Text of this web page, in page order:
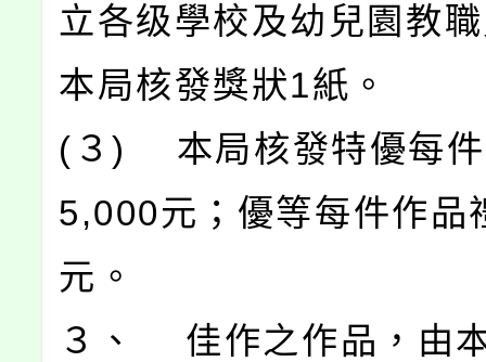
立各级學校及幼兒園教
本局核發獎狀1紙。
(３) 本局核發特優每件
5,000元；優等每件作品
元。
３、 佳作之作品，由